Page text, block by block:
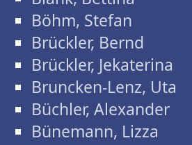
Böhm, Stefan
Brückler, Bernd
Brückler, Jekaterina
Bruncken-Lenz, Uta
Büchler, Alexander
Bünemann, Lizza